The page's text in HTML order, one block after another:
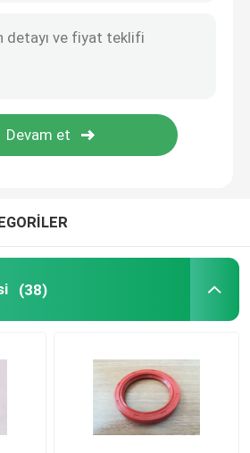
Yıkama Makinesi
ve Bağlantı Elemanları
(38)